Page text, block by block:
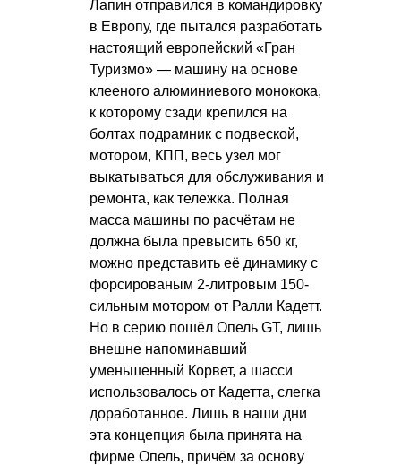
Лапин отправился в командировку
в Европу, где пытался разработать
настоящий европейский «Гран
Туризмо» — машину на основе
клееного алюминиевого монокока,
к которому сзади крепился на
болтах подрамник с подвеской,
мотором, КПП, весь узел мог
выкатываться для обслуживания и
ремонта, как тележка. Полная
масса машины по расчётам не
должна была превысить 650 кг,
можно представить её динамику с
форсированым 2-литровым 150-
сильным мотором от Ралли Кадетт.
Но в серию пошёл Опель GT, лишь
внешне напоминавший
уменьшенный Корвет, а шасси
использовалось от Кадетта, слегка
доработанное. Лишь в наши дни
эта концепция была принята на
фирме Опель, причём за основу